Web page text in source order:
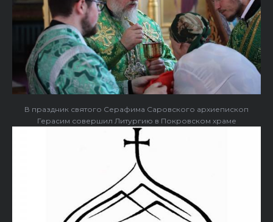
В праздник святого Серафима Саровского архиепископ
Герасим совершил Литургию в Покровском храме